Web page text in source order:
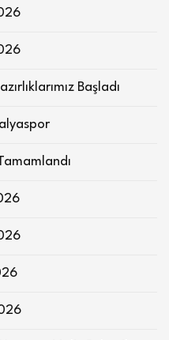
Başladı